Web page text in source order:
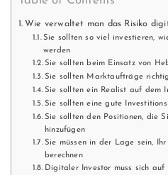
Wie verwaltet man das Risiko
Sie sollten so viel investieren,
werden
Sie sollten beim Einsatz von
Sie sollten Marktaufträge
Sie sollten ein Realist auf dem
Sie sollten eine gute
Sie sollten den Positionen, die
hinzufügen
Sie müssen in der Lage sein,
berechnen
Digitaler Investor muss sich